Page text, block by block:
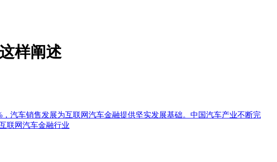
样阐述
汽车销售发展为互联网汽车金融提供坚实发展基础。中国汽车产业不断完
联网汽车金融行业